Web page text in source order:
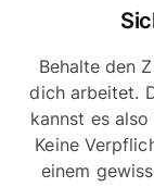
Behalte den
dich arbeitet.
kannst es
Keine
einem